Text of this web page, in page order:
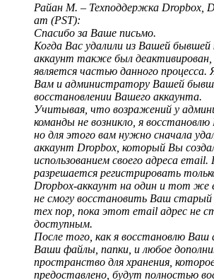
Райан М. – Техподдержка Dropbox,
am (PST):
Спасибо за Ваше письмо.
Когда Вас удалили из Вашей
аккаунт также был
является частью данного процесса.
Вам и администратору Вашей
восстановлении Вашего аккаунта.
Учитывая, что возражений у
команды не возникло, я
но для этого вам нужно сначала
аккаунт Dropbox, который Вы
использованием своего адреса email.
разрешается регистрировать
Dropbox-аккаунт на один и тот же
не смогу восстановить Ваш старый
тех пор, пока этот email адрес не
доступным.
После того, как я восстановлю Ваш
Ваши файлы, папки, и любое
пространство для хранения,
предоставлено, будут полностью